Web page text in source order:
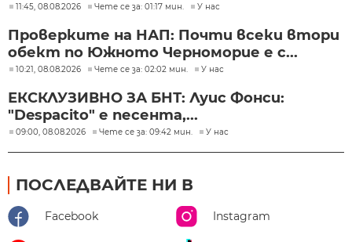
11:45, 08.08.2026 Чете се за: 01:17 мин. У нас
Проверките на НАП: Почти всеки втори
обект по Южното Черноморие е с...
10:21, 08.08.2026 Чете се за: 02:02 мин. У нас
ЕКСКЛУЗИВНО ЗА БНТ: Луис Фонси:
"Despacito" е песента,...
09:00, 08.08.2026 Чете се за: 09:42 мин. У нас
ПОСЛЕДВАЙТЕ НИ В
Facebook Instagram